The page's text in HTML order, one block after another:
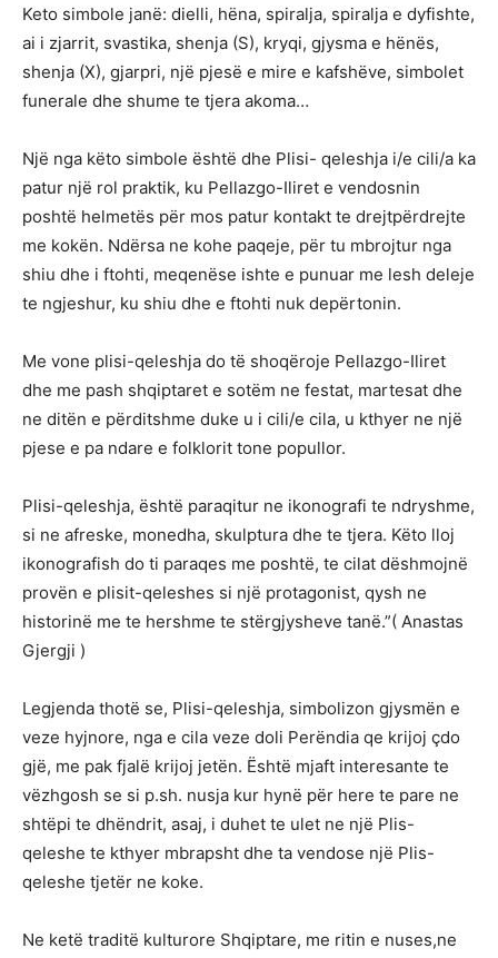
Keto simbole janë: dielli, hëna, spiralja, spiralja e dyfishte,
ai i zjarrit, svastika, shenja (S), kryqi, gjysma e hënës,
shenja (X), gjarpri, një pjesë e mire e kafshëve, simbolet
funerale dhe shume te tjera akoma…
Një nga këto simbole është dhe Plisi- qeleshja i/e cili/a ka
patur një rol praktik, ku Pellazgo-Iliret e vendosnin
poshtë helmetës për mos patur kontakt te drejtpërdrejte
me kokën. Ndërsa ne kohe paqeje, për tu mbrojtur nga
shiu dhe i ftohti, meqenëse ishte e punuar me lesh deleje
te ngjeshur, ku shiu dhe e ftohti nuk depërtonin.
Me vone plisi-qeleshja do të shoqëroje Pellazgo-Iliret
dhe me pash shqiptaret e sotëm ne festat, martesat dhe
ne ditën e përditshme duke u i cili/e cila, u kthyer ne një
pjese e pa ndare e folklorit tone popullor.
Plisi-qeleshja, është paraqitur ne ikonografi te ndryshme,
si ne afreske, monedha, skulptura dhe te tjera. Këto lloj
ikonografish do ti paraqes me poshtë, te cilat dëshmojnë
provën e plisit-qeleshes si një protagonist, qysh ne
historinë me te hershme te stërgjysheve tanë.”( Anastas
Gjergji )
Legjenda thotë se, Plisi-qeleshja, simbolizon gjysmën e
veze hyjnore, nga e cila veze doli Perëndia qe krijoj çdo
gjë, me pak fjalë krijoj jetën. Është mjaft interesante te
vëzhgosh se si p.sh. nusja kur hynë për here te pare ne
shtëpi te dhëndrit, asaj, i duhet te ulet ne një Plis-
qeleshe te kthyer mbrapsht dhe ta vendose një Plis-
qeleshe tjetër ne koke.
Ne ketë traditë kulturore Shqiptare, me ritin e nuses,ne